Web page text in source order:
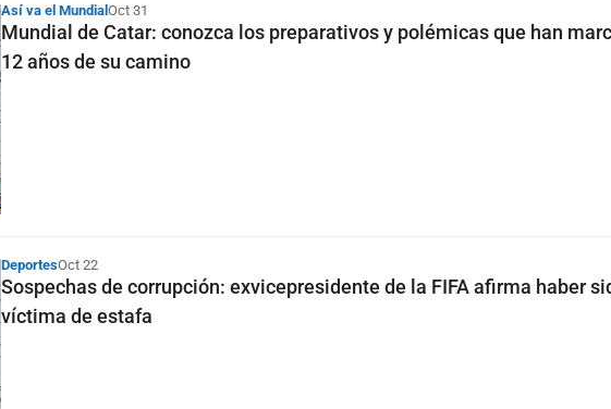
Así va el MundialOct 31
Mundial de Catar: conozca los preparativos y polémicas que han
12 años de su camino
DeportesOct 22
Sospechas de corrupción: exvicepresidente de la FIFA afirma haber
víctima de estafa